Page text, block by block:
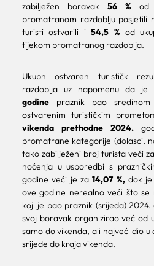
zabilježen boravak 56 % od
promatranom razdoblju posjetili
turisti ostvarili i54,5 % od
tijekom promatranog razdoblja.
Ukupni ostvareni turistički
razdoblja uz napomenu da
godinepraznik pao
ostvarenim turističkim
vikenda prethodne 2024.
promatrane kategorije (dolasci,
tako zabilježeni broj turista veći za
noćenja u usporedbi s
godine veći je za14,07 %,dok je
ove godine nerealno veći što se
koji je pao praznik (srijeda)
svoj boravak organizirao već od
samo do vikenda, ali najveći dio
srijede do kraja vikenda.